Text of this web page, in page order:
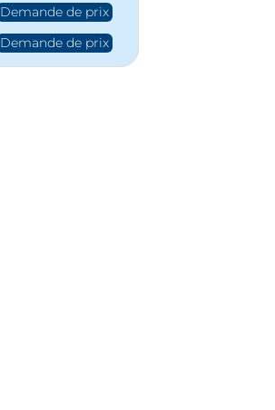
Demande de prix
Demande de prix